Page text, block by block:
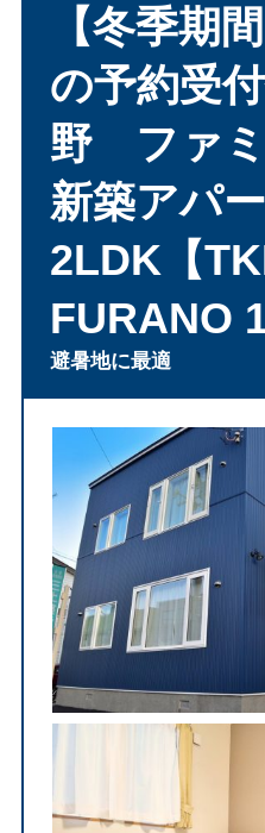
【冬季期
の予約受
野 ファミ
新築アパ
2LDK【
FURANO
避暑地に最適